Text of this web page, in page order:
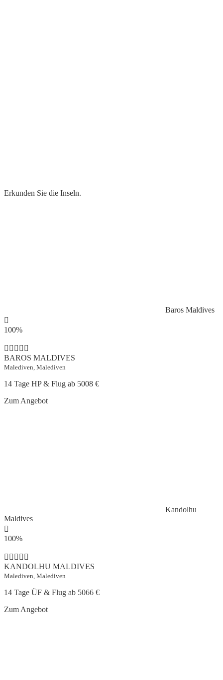
Erkunden Sie die Inseln.
Baros Maldives
100%
BAROS MALDIVES
Malediven, Malediven
14 Tage HP & Flug ab 5008 €
Zum Angebot
Kandolhu
Maldives
100%
KANDOLHU MALDIVES
Malediven, Malediven
14 Tage ÜF & Flug ab 5066 €
Zum Angebot